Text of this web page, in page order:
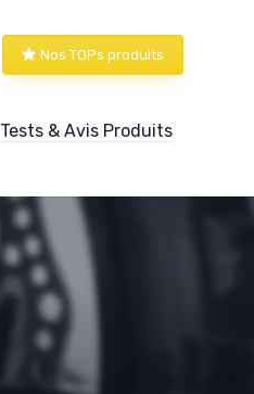
Nos TOPs produits
Tests & Avis Produits